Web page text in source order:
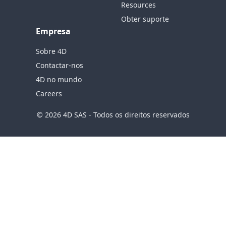
Resources
Obter suporte
Empresa
Sobre 4D
Contactar-nos
4D no mundo
Careers
© 2026 4D SAS - Todos os direitos reservados